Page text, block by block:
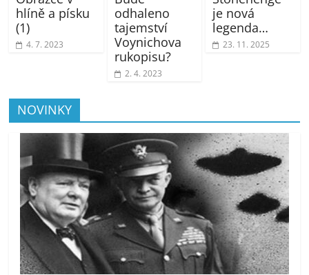
hlíně a písku
(1)
4. 7. 2023
odhaleno
tajemství
Voynichova
rukopisu?
2. 4. 2023
je nová
legenda…
23. 11. 2025
NOVINKY